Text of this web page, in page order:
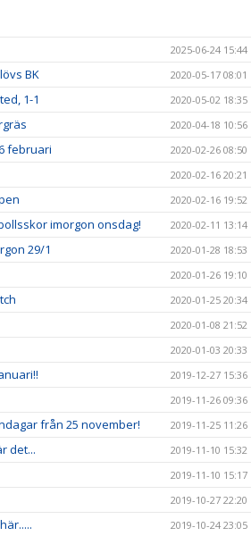
2025-06-24 15:44
BK 2020-05-17 08:01
1-1 2020-05-02 18:35
2020-04-18 10:56
februari 2020-02-26 08:50
2020-02-16 20:21
2020-02-16 19:52
imorgon onsdag! 2020-02-11 13:14
29/1 2020-01-28 18:53
2020-01-26 19:10
2020-01-25 20:34
2020-01-08 21:52
2020-01-03 20:33
2019-12-27 15:36
2019-11-26 09:36
från 25 november! 2019-11-25 11:26
det... 2019-11-10 15:32
2019-11-10 15:17
2019-10-27 22:20
2019-10-24 23:05